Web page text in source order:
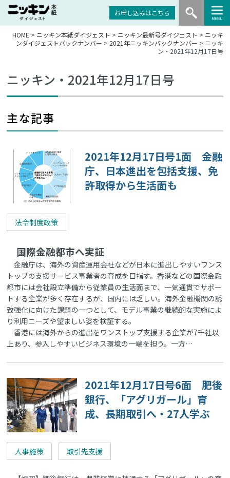
お申し込みはこちら
HOME > ニッキン本紙ダイジェスト > ニッキン最新号ダイジェスト > ニッキ
ンダイジェストバックナンバー > 2021年ニッキンバックナンバー > ニッキ
ン・2021年12月17日号
ニッキン・2021年12月17日号
主な記事
2021年12月17日号1面 金融
庁、日本進出を包括支援、免
許取得から生活面も
法令制度政策
国際金融都市へ実証
金融庁は、海外の資産運用会社などが日本に進出しやすいワンス
トップの支援サービス事業者の育成を目指す。香港などの国際金融
都市には会社設立準備から従業員の生活面まで、一気通貫でサポー
トする企業が多く存在するが、国内には乏しい。海外金融機関の誘
致強化に向けた課題の一つとして、モデル事業の継続的な実施によ
り利用ニーズや望ましい姿を検証する。
香港には海外からの進出をワンストップ支援する企業が7千社以
上あり、参入しやすいビジネス環境の一端を担う。一方…
2021年12月17日号6面 肥後
銀行、「アグリガール」育
成、長期取引へ・27人学ぶ
人事施策 取引先支援